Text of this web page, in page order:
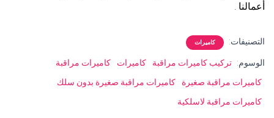
أعمالنا .
التصنيفات: كاميرات
الوسوم: تركيب كاميرات مراقبة كاميرات
كاميرات مراقبة
كاميرات مراقبة صغيرة
كاميرات مراقبة صغيرة بدون سلك
كاميرات مراقبة لاسلكية